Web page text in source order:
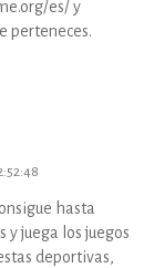
es/ y
perteneces.
hasta
y juega los juegos
deportivas,